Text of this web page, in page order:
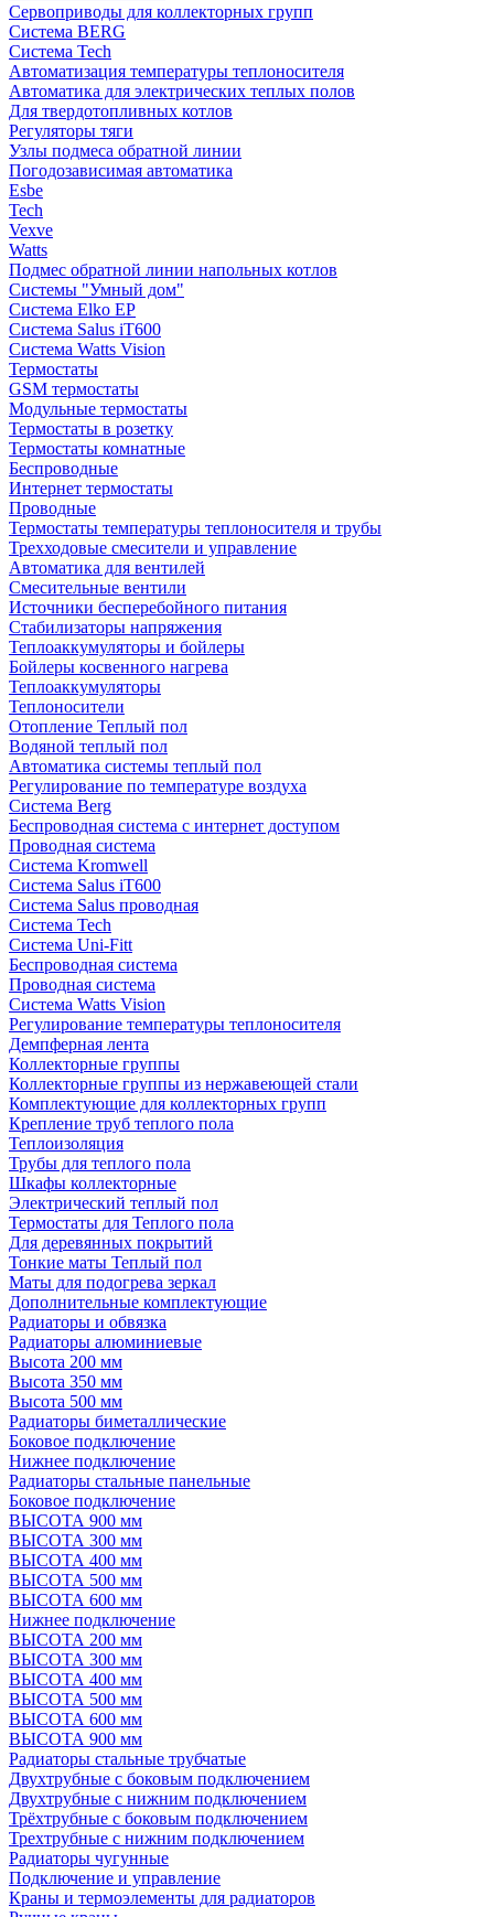
Сервоприводы для коллекторных групп
Система BERG
Система Tech
Автоматизация температуры теплоносителя
Автоматика для электрических теплых полов
Для твердотопливных котлов
Регуляторы тяги
Узлы подмеса обратной линии
Погодозависимая автоматика
Esbe
Tech
Vexve
Watts
Подмес обратной линии напольных котлов
Системы "Умный дом"
Система Elko EP
Система Salus iT600
Система Watts Vision
Термостаты
GSM термостаты
Модульные термостаты
Термостаты в розетку
Термостаты комнатные
Беспроводные
Интернет термостаты
Проводные
Термостаты температуры теплоносителя и трубы
Трехходовые смесители и управление
Автоматика для вентилей
Смесительные вентили
Источники бесперебойного питания
Стабилизаторы напряжения
Теплоаккумуляторы и бойлеры
Бойлеры косвенного нагрева
Теплоаккумуляторы
Теплоносители
Отопление Теплый пол
Водяной теплый пол
Автоматика системы теплый пол
Регулирование по температуре воздуха
Система Berg
Беспроводная система с интернет доступом
Проводная система
Система Kromwell
Система Salus iT600
Система Salus проводная
Система Tech
Система Uni-Fitt
Беспроводная система
Проводная система
Система Watts Vision
Регулирование температуры теплоносителя
Демпферная лента
Коллекторные группы
Коллекторные группы из нержавеющей стали
Комплектующие для коллекторных групп
Крепление труб теплого пола
Теплоизоляция
Трубы для теплого пола
Шкафы коллекторные
Электрический теплый пол
Термостаты для Теплого пола
Для деревянных покрытий
Тонкие маты Теплый пол
Маты для подогрева зеркал
Дополнительные комплектующие
Радиаторы и обвязка
Радиаторы алюминиевые
Высота 200 мм
Высота 350 мм
Высота 500 мм
Радиаторы биметаллические
Боковое подключение
Нижнее подключение
Радиаторы стальные панельные
Боковое подключение
ВЫСОТА 900 мм
ВЫСОТА 300 мм
ВЫСОТА 400 мм
ВЫСОТА 500 мм
ВЫСОТА 600 мм
Нижнее подключение
ВЫСОТА 200 мм
ВЫСОТА 300 мм
ВЫСОТА 400 мм
ВЫСОТА 500 мм
ВЫСОТА 600 мм
ВЫСОТА 900 мм
Радиаторы стальные трубчатые
Двухтрубные с боковым подключением
Двухтрубные с нижним подключением
Трёхтрубные с боковым подключением
Трехтрубные с нижним подключением
Радиаторы чугунные
Подключение и управление
Краны и термоэлементы для радиаторов